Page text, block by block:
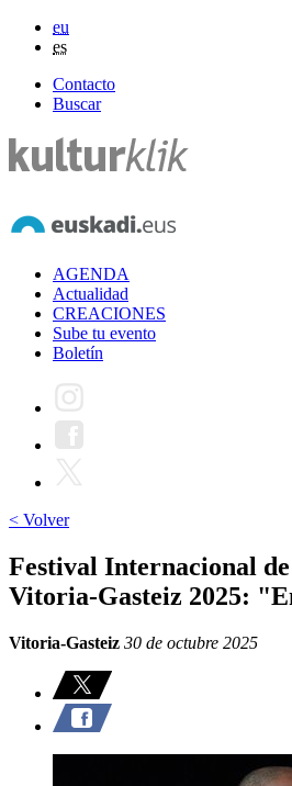
eu
es
Contacto
Buscar
AGENDA
Actualidad
CREACIONES
Sube tu evento
Boletín
< Volver
Festival Internacional
Vitoria-Gasteiz 2025:
Vitoria-Gasteiz 30 de octubre 2025